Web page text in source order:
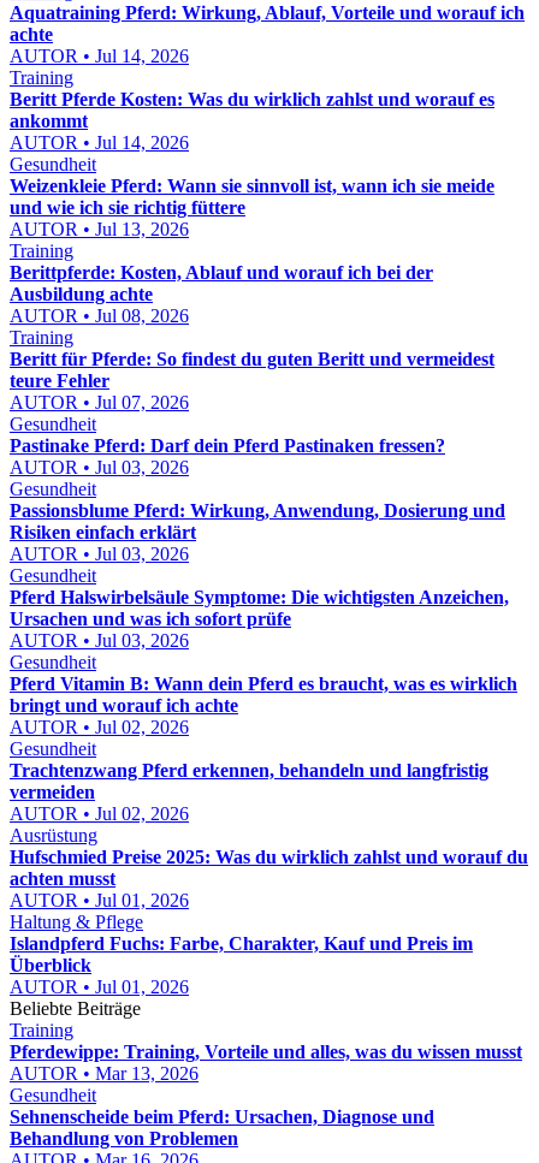
Aquatraining Pferd: Wirkung, Ablauf, Vorteile und worauf ich
achte
AUTOR • Jul 14, 2026
Training
Beritt Pferde Kosten: Was du wirklich zahlst und worauf es
ankommt
AUTOR • Jul 14, 2026
Gesundheit
Weizenkleie Pferd: Wann sie sinnvoll ist, wann ich sie meide
und wie ich sie richtig füttere
AUTOR • Jul 13, 2026
Training
Berittpferde: Kosten, Ablauf und worauf ich bei der
Ausbildung achte
AUTOR • Jul 08, 2026
Training
Beritt für Pferde: So findest du guten Beritt und vermeidest
teure Fehler
AUTOR • Jul 07, 2026
Gesundheit
Pastinake Pferd: Darf dein Pferd Pastinaken fressen?
AUTOR • Jul 03, 2026
Gesundheit
Passionsblume Pferd: Wirkung, Anwendung, Dosierung und
Risiken einfach erklärt
AUTOR • Jul 03, 2026
Gesundheit
Pferd Halswirbelsäule Symptome: Die wichtigsten Anzeichen,
Ursachen und was ich sofort prüfe
AUTOR • Jul 03, 2026
Gesundheit
Pferd Vitamin B: Wann dein Pferd es braucht, was es wirklich
bringt und worauf ich achte
AUTOR • Jul 02, 2026
Gesundheit
Trachtenzwang Pferd erkennen, behandeln und langfristig
vermeiden
AUTOR • Jul 02, 2026
Ausrüstung
Hufschmied Preise 2025: Was du wirklich zahlst und worauf du
achten musst
AUTOR • Jul 01, 2026
Haltung & Pflege
Islandpferd Fuchs: Farbe, Charakter, Kauf und Preis im
Überblick
AUTOR • Jul 01, 2026
Beliebte Beiträge
Training
Pferdewippe: Training, Vorteile und alles, was du wissen musst
AUTOR • Mar 13, 2026
Gesundheit
Sehnenscheide beim Pferd: Ursachen, Diagnose und
Behandlung von Problemen